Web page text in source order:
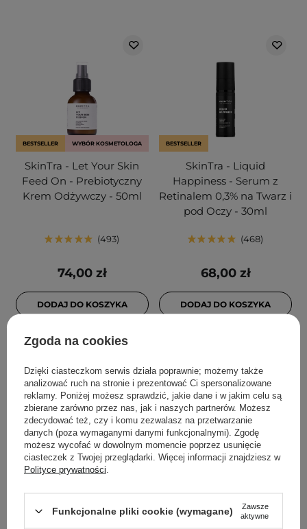
BESTSELLER WYBÓR KOSMETOLOGA
SkinTra - Let Your Skin
Feed On - Prebiotyczny
Krem Odżywczy - 50ml
493
74,00 zł
DODAJ DO KOSZYKA
BESTSELLER
SkinTra - Liquid
Happiness - Serum z
Retinalem 0,3% na Twarz i
pod Oczy - 30ml
468
68,00 zł
DODAJ DO KOSZYKA
2% Kwasem Salicylowym i
PROMOCJA
Brightening Cleansing
Powder - Enzymatyczny
Zgoda na cookies
Dzięki ciasteczkom serwis działa poprawnie; możemy także
analizować ruch na stronie i prezentować Ci spersonalizowane
reklamy. Poniżej możesz sprawdzić, jakie dane i w jakim celu są
zbierane zarówno przez nas, jak i naszych partnerów. Możesz
zdecydować też, czy i komu zezwalasz na przetwarzanie
danych (poza wymaganymi danymi funkcjonalnymi). Zgodę
możesz wycofać w dowolnym momencie poprzez usunięcie
ciasteczek z Twojej przeglądarki. Więcej informacji znajdziesz w
Polityce prywatności
Funkcjonalne pliki cookie (wymagane)
Zawsze
aktywne